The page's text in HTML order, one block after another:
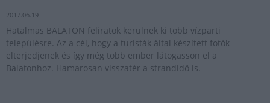
2017.06.19
Hatalmas BALATON feliratok kerülnek ki több vízparti
településre. Az a cél, hogy a turisták által készített fotók
elterjedjenek és így még több ember látogasson el a
Balatonhoz. Hamarosan visszatér a strandidő is.